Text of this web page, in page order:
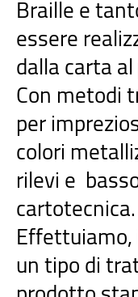
Braille e
essere
dalla carta
Con metodi
per
colori
rilevi e
cartotecnica.
un tipo di